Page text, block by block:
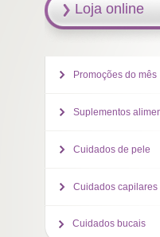
Loja online
Promoções do mês
Suplementos
Cuidados de pele
Cuidados capilares
Cuidados bucais